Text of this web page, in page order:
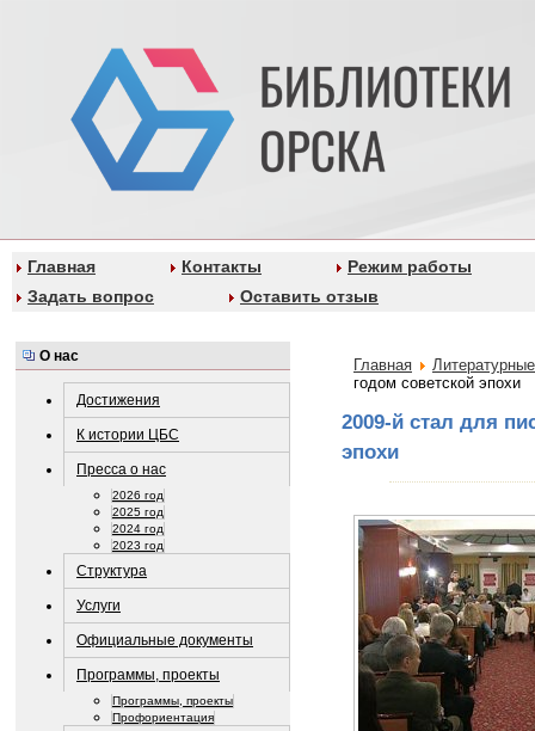
Главная Контакты
Режим работы
Задать вопрос
Оставить отзыв
О нас
Достижения
К истории ЦБС
Пресса о нас
2026 год
2025 год
2024 год
2023 год
Структура
Услуги
Официальные документы
Программы, проекты
Программы, проекты
Профориентация
Главная
годом советской эпохи
2009-й стал для
эпохи